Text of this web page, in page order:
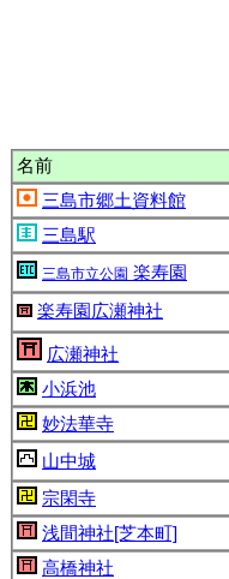
名前
三島市郷土資料館
三島駅
三島市立公園 楽寿園
楽寿園広瀬神社
広瀬神社
小浜池
妙法華寺
山中城
宗閑寺
浅間神社[芝本町]
高橋神社